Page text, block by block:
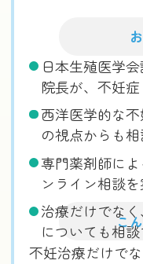
日本生殖医学
院長が、不妊
西洋医学的な
の視点からも
専門薬剤師に
ンライン相談
治療だけでな
についても相
こ
不妊治療だけで